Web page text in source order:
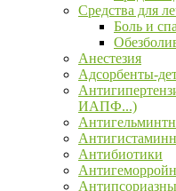
Средства для
Боль и
Анестезия
Адсорбенты-
ИАПФ...)
Антибиотики